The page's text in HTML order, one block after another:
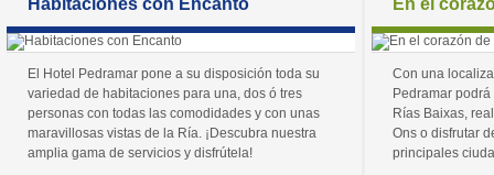
Habitaciones con Encanto
El Hotel Pedramar pone a su disposición toda su
variedad de habitaciones para una, dos ó tres
personas con todas las comodidades y con unas
maravillosas vistas de la Ría. ¡Descubra nuestra
amplia gama de servicios y disfrútela!
En el
Con una
Pedramar
Rías Baixas,
Ons o disfrutar
principales